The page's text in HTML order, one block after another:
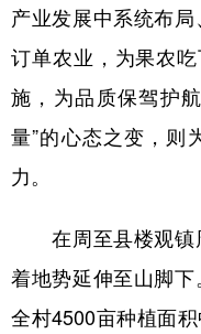
产业发展中系统布
订单农业，为果农
施，为品质保驾护
量”的心态之变，则
力。
在周至县楼观镇
着地势延伸至山脚
全村4500亩种植面